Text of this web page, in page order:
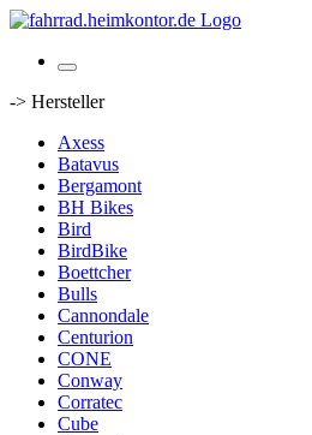
-> Hersteller
Axess
Batavus
Bergamont
BH Bikes
Bird
BirdBike
Boettcher
Bulls
Cannondale
Centurion
CONE
Conway
Corratec
Cube